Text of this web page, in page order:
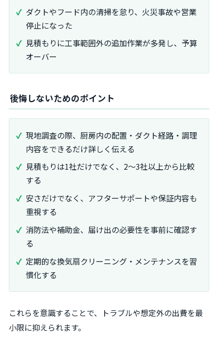
ダクトやフード内の清掃を怠り、火災事故や営業
停止になった
見積もりに工事範囲外の追加作業が多発し、予算
オーバー
後悔しないためのポイント
現地調査の際、厨房内の配置・ダクト経路・調理
内容をできるだけ詳しく伝える
見積もりは1社だけでなく、2～3社以上から比較
する
安さだけでなく、アフターサポートや保証内容も
重視する
消防法や補助金、届け出の必要性を事前に確認す
る
定期的な換気扇クリーニング・メンテナンスを習
慣化する
これらを意識することで、トラブルや想定外の出費を最
小限に抑えられます。